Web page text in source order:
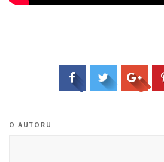
O AUTORU